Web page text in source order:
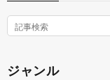
ジャンル